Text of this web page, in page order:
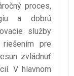
proces,
a dobrú
služby
riešením pre
zvládnuť
V hlavnom